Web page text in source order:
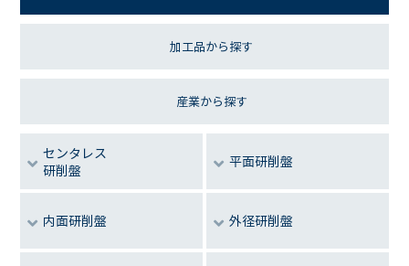
加工品から探す
産業から探す
センタレス
研削盤
平面研削盤
内面研削盤 外径研削盤